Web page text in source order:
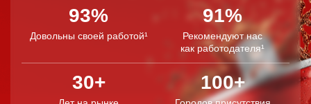
93%
Довольны своей работой¹
91%
Рекомендуют нас
как работодателя¹
30+ 100+